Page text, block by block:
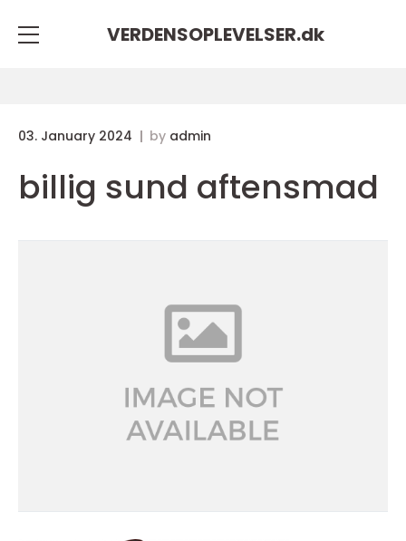
VERDENSOPLEVELSER.dk
03. January 2024 by admin
billig sund aftensmad